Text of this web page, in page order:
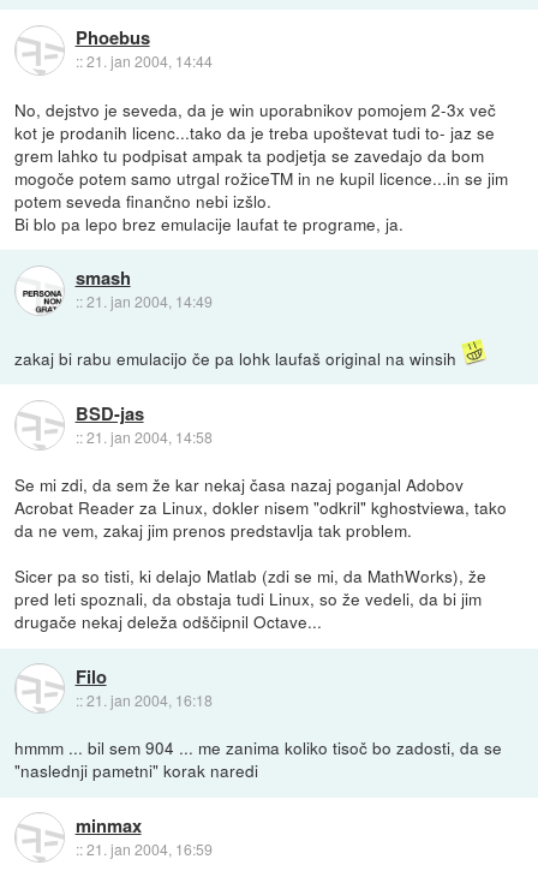
Phoebus
::21. jan 2004, 14:44
No, dejstvo je seveda, da je win uporabnikov pomojem 2-3x več
kot je prodanih licenc...tako da je treba upoštevat tudi to- jaz se
grem lahko tu podpisat ampak ta podjetja se zavedajo da bom
mogoče potem samo utrgal rožiceTM in ne kupil licence...in se jim
potem seveda finančno nebi izšlo.
Bi blo pa lepo brez emulacije laufat te programe, ja.
smash
::21. jan 2004, 14:49
zakaj bi rabu emulacijo če pa lohk laufaš original na winsih
BSD-jas
::21. jan 2004, 14:58
Se mi zdi, da sem že kar nekaj časa nazaj poganjal Adobov
Acrobat Reader za Linux, dokler nisem "odkril" kghostviewa, tako
da ne vem, zakaj jim prenos predstavlja tak problem.
Sicer pa so tisti, ki delajo Matlab (zdi se mi, da MathWorks), že
pred leti spoznali, da obstaja tudi Linux, so že vedeli, da bi jim
drugače nekaj deleža odščipnil Octave...
Filo
::21. jan 2004, 16:18
hmmm ... bil sem 904 ... me zanima koliko tisoč bo zadosti, da se
"naslednji pametni" korak naredi
minmax
::21. jan 2004, 16:59